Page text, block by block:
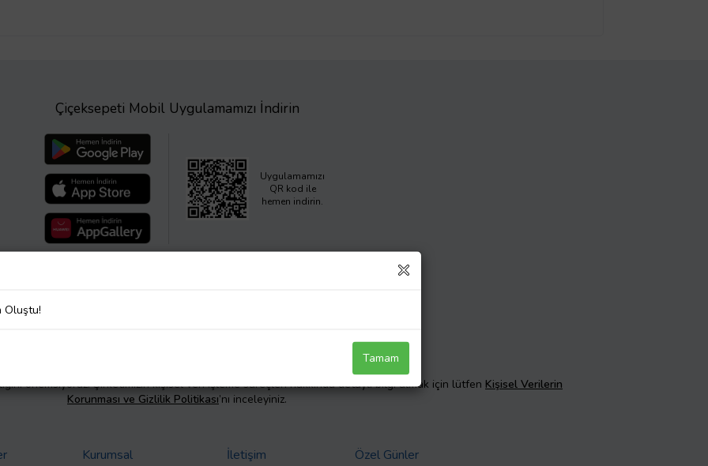
Çiçeksepeti Mobil Uygulamamızı İndirin
Uygulamamızı
QR kod ile
hemen indirin.
önemsiyoruz. Şirketimizin kişisel veri işleme süreçleri hakkında detaylı bilgi almak için lütfen Kişisel Verilerin
Korunması ve Gizlilik Politikası’nı inceleyiniz.
Kurumsal İletişim Özel Günler
Oluştu!
Tamam